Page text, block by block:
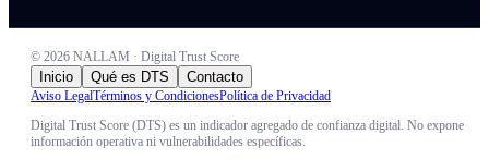
© 2026 NALLAM · Digital Trust Score
Inicio Qué es DTS Contacto
Aviso LegalTérminos y CondicionesPolítica de Privacidad
Digital Trust Score (DTS) es un indicador agregado de confianza digital. No expone
información operativa ni vulnerabilidades específicas.